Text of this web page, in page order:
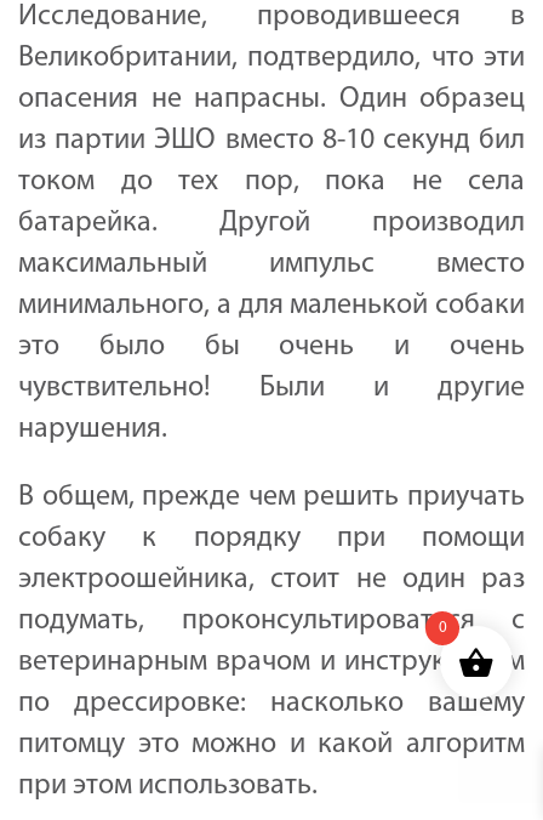
Исследование, проводившееся в
Великобритании, подтвердило, что эти
опасения не напрасны. Один образец
из партии ЭШО вместо 8-10 секунд бил
током до тех пор, пока не села
батарейка. Другой производил
максимальный импульс вместо
минимального, а для маленькой собаки
это было бы очень и очень
чувствительно! Были и другие
нарушения.
В общем, прежде чем решить приучать
собаку к порядку при помощи
электроошейника, стоит не один раз
подумать, проконсультироваться с
ветеринарным врачом и инструктором
по дрессировке: насколько вашему
питомцу это можно и какой алгоритм
при этом использовать.
0